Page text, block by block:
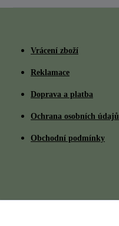
Vrácení zboží
Reklamace
Doprava a platba
Ochrana osobních údajů
Obchodní podmínky